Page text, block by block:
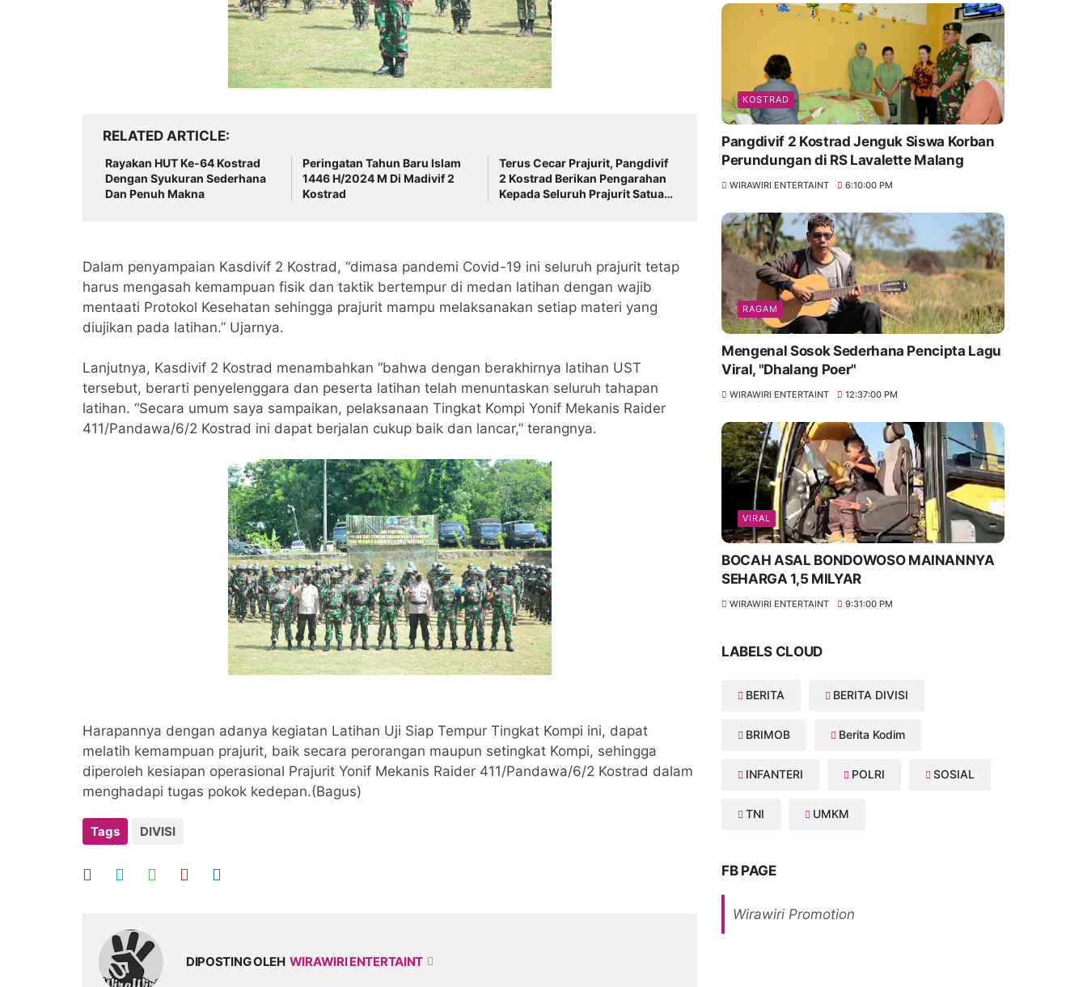
RELATED ARTICLE
Rayakan HUT Ke-64 Kostrad
Dengan Syukuran Sederhana
Dan Penuh Makna
Peringatan Tahun Baru Islam
1446 H/2024 M Di Madivif 2
Kostrad
Terus Cecar Prajurit, Pangdivif
2 Kostrad Berikan Pengarahan
Kepada Seluruh Prajurit Satuan
Dalam penyampaian Kasdivif 2 Kostrad, “dimasa pandemi Covid-19 ini seluruh prajurit tetap
harus mengasah kemampuan fisik dan taktik bertempur di medan latihan dengan wajib
mentaati Protokol Kesehatan sehingga prajurit mampu melaksanakan setiap materi yang
diujikan pada latihan.” Ujarnya.
Lanjutnya, Kasdivif 2 Kostrad menambahkan “bahwa dengan berakhirnya latihan UST
tersebut, berarti penyelenggara dan peserta latihan telah menuntaskan seluruh tahapan
latihan. “Secara umum saya sampaikan, pelaksanaan Tingkat Kompi Yonif Mekanis Raider
411/Pandawa/6/2 Kostrad ini dapat berjalan cukup baik dan lancar,” terangnya.
Harapannya dengan adanya kegiatan Latihan Uji Siap Tempur Tingkat Kompi ini, dapat
melatih kemampuan prajurit, baik secara perorangan maupun setingkat Kompi, sehingga
diperoleh kesiapan operasional Prajurit Yonif Mekanis Raider 411/Pandawa/6/2 Kostrad dalam
menghadapi tugas pokok kedepan.(Bagus)
Tags DIVISI
DIPOSTING OLEH WIRAWIRI ENTERTAINT
KOSTRAD
Pangdivif 2 Kostrad Jenguk Siswa Korban
Perundungan di RS Lavalette Malang
WIRAWIRI ENTERTAINT 6:10:00 PM
RAGAM
Mengenal Sosok Sederhana Pencipta Lagu
Viral, "Dhalang Poer"
WIRAWIRI ENTERTAINT 12:37:00 PM
VIRAL
BOCAH ASAL BONDOWOSO MAINANNYA
SEHARGA 1,5 MILYAR
WIRAWIRI ENTERTAINT 9:31:00 PM
LABELS CLOUD
BERITA BERITA DIVISI
BRIMOB Berita Kodim
INFANTERI POLRI SOSIAL
TNI UMKM
FB PAGE
Wirawiri Promotion